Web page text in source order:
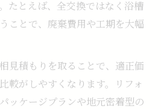
たとえば、全交換ではなく浴槽
ことで、廃棄費用や工期を大幅
見積もりを取ることで、適正価
較がしやすくなります。リフォ
ッケージプランや地元密着型の